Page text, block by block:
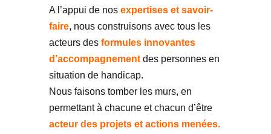
A l’appui de nosexpertises et savoir-
faire, nous construisons avec tous les
acteurs des formules innovantes
d’accompagnementdes personnes en
situation de handicap.
Nous faisons tomber les murs, en
permettant à chacune et chacun d’être
acteur des projets et actions menées.